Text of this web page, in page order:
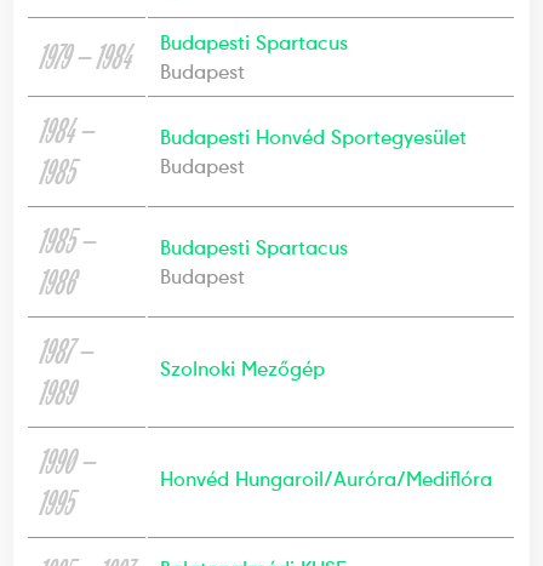
1979 — 1984
Budapesti Spartacus
Budapest
1984 —
1985
Budapesti Honvéd Sportegyesület
Budapest
1985 —
1986
Budapesti Spartacus
Budapest
1987 —
1989
Szolnoki Mezőgép
1990 —
1995
Honvéd Hungaroil/Auróra/Mediflóra